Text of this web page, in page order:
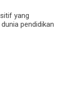
yang
pendidikan